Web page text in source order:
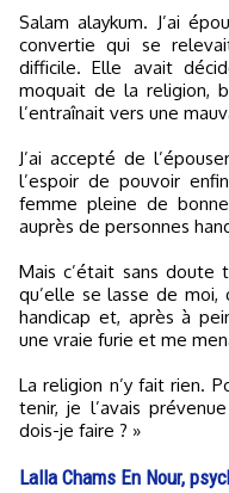
Salam alaykum. J’ai épousé il y a un an une jeune femme
convertie qui se
difficile. Elle avait
moquait de la religion,
l’entraînait vers une
J’ai accepté de
l’espoir de pouvoir
femme pleine de
auprès de personnes
Mais c’était sans
qu’elle se lasse de
handicap et, après à
une vraie furie et me
La religion n’y fait rien.
tenir, je l’avais
dois-je faire ? »
Lalla Chams En Nour,